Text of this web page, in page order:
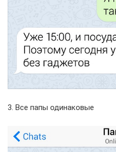
3. Все папы одинаковые